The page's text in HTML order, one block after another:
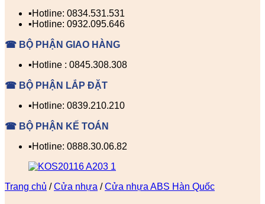
▪️Hotline: 0834.531.531
▪️Hotline: 0932.095.646
☎ BỘ PHẬN GIAO HÀNG
▪️Hotline : 0845.308.308
☎ BỘ PHẬN LẮP ĐẶT
▪️Hotline: 0839.210.210
☎ BỘ PHẬN KẾ TOÁN
▪️Hotline: 0888.30.06.82
Trang chủ / Cửa nhựa / Cửa nhựa ABS Hàn Quốc